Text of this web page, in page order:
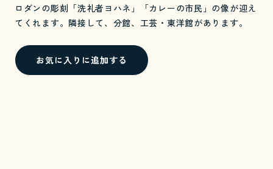
ロダンの彫刻「洗礼者ヨハネ」「カレーの市民」の像が迎え
てくれます。隣接して、分館、工芸・東洋館があります。
お気に入りに追加する